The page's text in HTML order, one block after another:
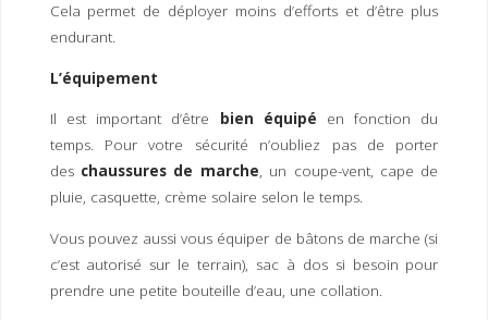
Cela permet de déployer moins d’efforts et d’être plus
endurant.
L’équipement
Il est important d’être bien équipé en fonction du
temps. Pour votre sécurité n’oubliez pas de porter
des chaussures de marche, un coupe-vent, cape de
pluie, casquette, crème solaire selon le temps.
Vous pouvez aussi vous équiper de bâtons de marche (si
c’est autorisé sur le terrain), sac à dos si besoin pour
prendre une petite bouteille d’eau, une collation.